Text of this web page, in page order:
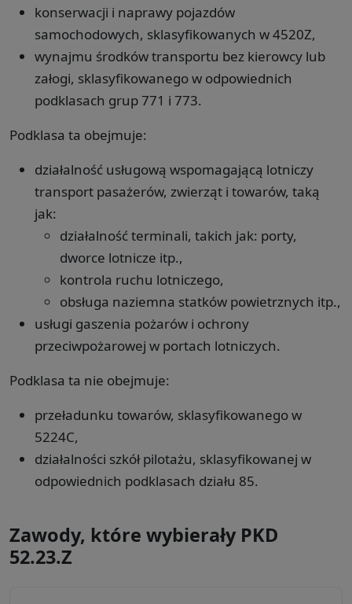
konserwacji i naprawy pojazdów
samochodowych, sklasyfikowanych w 4520Z,
wynajmu środków transportu bez kierowcy lub
załogi, sklasyfikowanego w odpowiednich
podklasach grup 771 i 773.
Podklasa ta obejmuje:
działalność usługową wspomagającą lotniczy
transport pasażerów, zwierząt i towarów, taką
jak:
działalność terminali, takich jak: porty,
dworce lotnicze itp.,
kontrola ruchu lotniczego,
obsługa naziemna statków powietrznych itp.,
usługi gaszenia pożarów i ochrony
przeciwpożarowej w portach lotniczych.
Podklasa ta nie obejmuje:
przeładunku towarów, sklasyfikowanego w
5224C,
działalności szkół pilotażu, sklasyfikowanej w
odpowiednich podklasach działu 85.
Zawody, które wybierały PKD
52.23.Z